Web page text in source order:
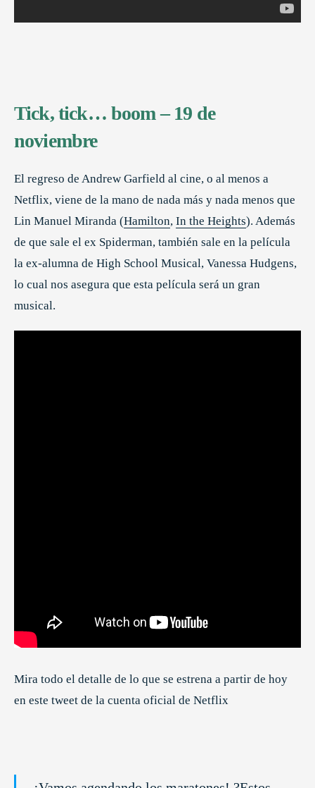
Tick, tick… boom – 19 de
noviembre
El regreso de Andrew Garfield al cine, o al menos a
Netflix, viene de la mano de nada más y nada menos que
Lin Manuel Miranda (Hamilton, In the Heights). Además
de que sale el ex Spiderman, también sale en la película
la ex-alumna de High School Musical, Vanessa Hudgens,
lo cual nos asegura que esta película será un gran
musical.
Mira todo el detalle de lo que se estrena a partir de hoy
en este tweet de la cuenta oficial de Netflix